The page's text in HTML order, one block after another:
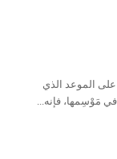
الموعد الذي
مَوْسِمها، فإنه...